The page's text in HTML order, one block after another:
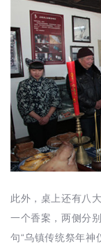
此外，桌上还有八
一个香案，两侧分
句“乌镇传统祭年神